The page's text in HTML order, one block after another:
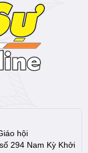
hội
294 Nam Kỳ Khởi